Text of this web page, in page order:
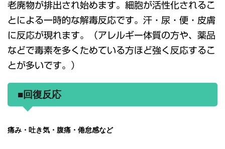
老廃物が排出され始めます。細胞が活性化されるこ
とによる一時的な解毒反応です。汗・尿・便・皮膚
に反応が現れます。（アレルギー体質の方や、薬品
などで毒素を多くためている方ほど強く反応するこ
とが多いです。）
■回復反応
痛み・吐き気・腹痛・倦怠感など